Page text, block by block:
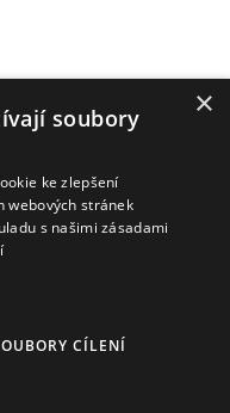
×
soubory
ke zlepšení
webových stránek
s našimi zásadami
CÍLENÍ